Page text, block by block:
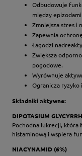
Odbudowuje
między
Zmniejsza stres i
Zapewnia
Łagodzi
Zwiększa
pogodowe.
Wyrównuje
Ogranicza
Składniki aktywne:
DIPOTASIUM
Pochodna lukrecji, która
histaminową i wspiera
NIACYNAMID (6%)